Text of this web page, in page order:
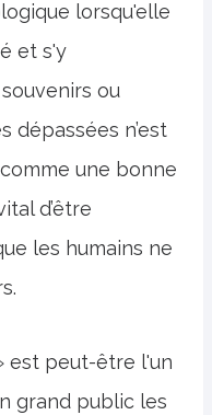
lorsqu'elle
et s'y
ou
dépassées n’est
une bonne
d’être
les humains ne
est peut-être l'un
grand public les